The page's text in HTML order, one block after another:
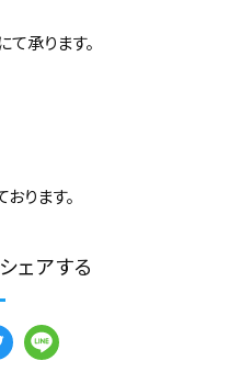
承ります。
ります。
ェアする
Twitter